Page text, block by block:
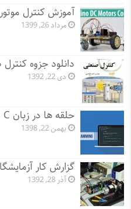
آموزش کنترل موتور DC با آردوینو
مرداد 26, 1399
دانلود جزوه
دی 22, 1392
حلقه ها در زبان C
بهمن 22, 1398
گزارش کار
آذر 28, 1392